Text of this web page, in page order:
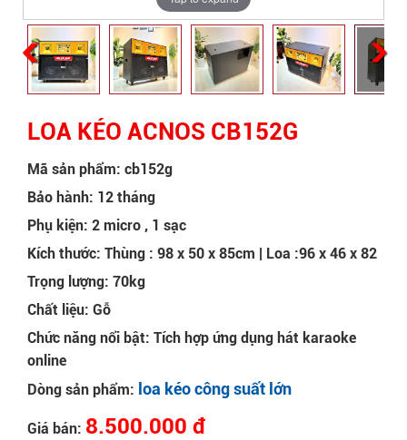
LOA KÉO ACNOS CB152G
Mã sản phẩm: cb152g
Bảo hành: 12 tháng
Phụ kiện: 2 micro , 1 sạc
Kích thước: Thùng : 98 x 50 x 85cm | Loa :96 x 46 x 82
Trọng lượng: 70kg
Chất liệu: Gỗ
Chức năng nổi bật: Tích hợp ứng dụng hát karaoke
online
Dòng sản phẩm: loa kéo công suất lớn
Giá bán: 8.500.000 đ